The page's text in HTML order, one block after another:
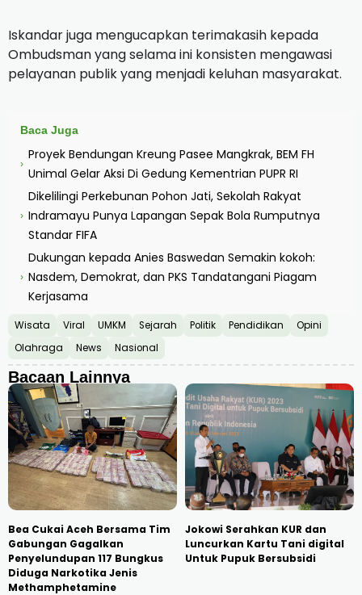
Iskandar juga mengucapkan terimakasih kepada
Ombudsman yang selama ini konsisten mengawasi
pelayanan publik yang menjadi keluhan masyarakat.
Baca Juga
›
Proyek Bendungan Kreung Pasee Mangkrak, BEM FH
Unimal Gelar Aksi Di Gedung Kementrian PUPR RI
›
Dikelilingi Perkebunan Pohon Jati, Sekolah Rakyat
Indramayu Punya Lapangan Sepak Bola Rumputnya
Standar FIFA
›
Dukungan kepada Anies Baswedan Semakin kokoh:
Nasdem, Demokrat, dan PKS Tandatangani Piagam
Kerjasama
Wisata Viral UMKM Sejarah Politik Pendidikan
Opini
Olahraga
News Nasional
Bacaan Lainnya
Bea Cukai Aceh Bersama Tim
Gabungan Gagalkan
Penyelundupan 117 Bungkus
Diduga Narkotika Jenis
Methamphetamine
Jokowi Serahkan KUR dan
Luncurkan Kartu Tani digital
Untuk Pupuk Bersubsidi